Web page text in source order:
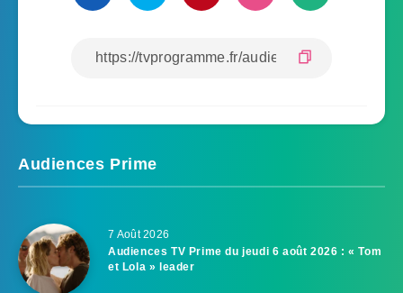
Audiences Prime
7 Août 2026
Audiences TV Prime du jeudi 6 août 2026 : « Tom
et Lola » leader